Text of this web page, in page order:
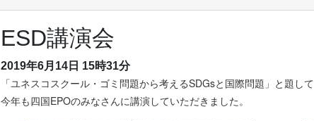
ESD講演会
2019年6月14日 15時31分
「ユネスコスクール・ゴミ問題から考えるSDGsと国際問題」と題して
今年も四国EPOのみなさんに講演していただきました。